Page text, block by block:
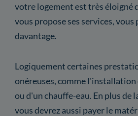
votre logement est très éloigné
vous propose ses services, vous
davantage.
Logiquement certaines
onéreuses, comme l'installation
ou d'un chauffe-eau. En plus de
vous devrez aussi payer le